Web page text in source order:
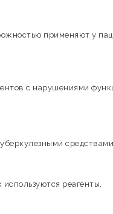
применяют у
с нарушениями
реагенты,